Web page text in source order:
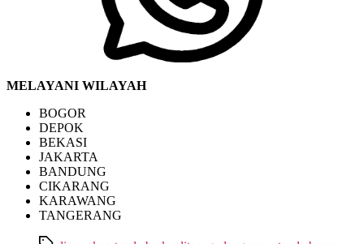
MELAYANI WILAYAH
BOGOR
DEPOK
BEKASI
JAKARTA
BANDUNG
CIKARANG
KARAWANG
TANGERANG